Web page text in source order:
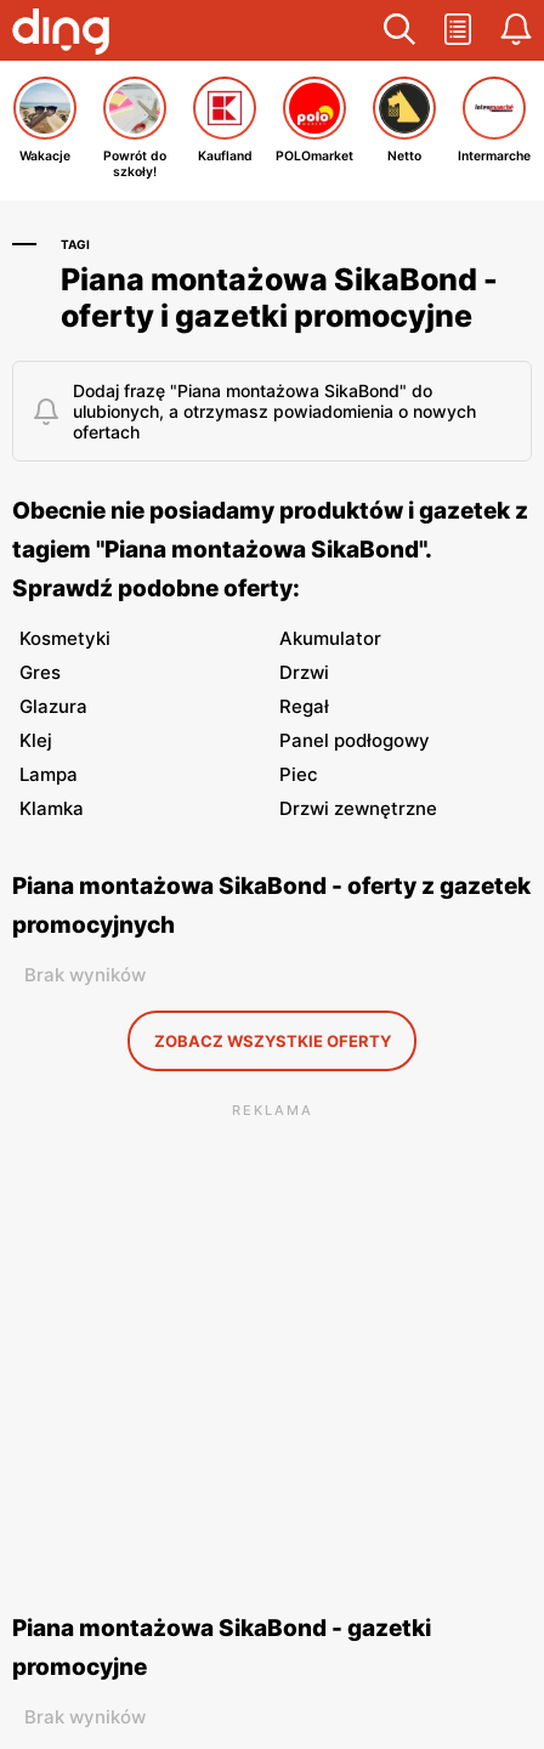
Wakacje
Powrót do
szkoły!
Kaufland POLOmarket Netto Intermarche
TAGI
Piana montażowa SikaBond -
oferty i gazetki promocyjne
Dodaj frazę "Piana montażowa SikaBond" do
ulubionych, a otrzymasz powiadomienia o nowych
ofertach
Obecnie nie posiadamy produktów i gazetek z
tagiem "Piana montażowa SikaBond".
Sprawdź podobne oferty:
Kosmetyki
Akumulator
Gres
Drzwi
Glazura
Regał
Klej
Panel podłogowy
Lampa
Piec
Klamka
Drzwi zewnętrzne
Piana montażowa SikaBond - oferty z gazetek
promocyjnych
Brak wyników
ZOBACZ WSZYSTKIE OFERTY
REKLAMA
Piana montażowa SikaBond - gazetki
promocyjne
Brak wyników